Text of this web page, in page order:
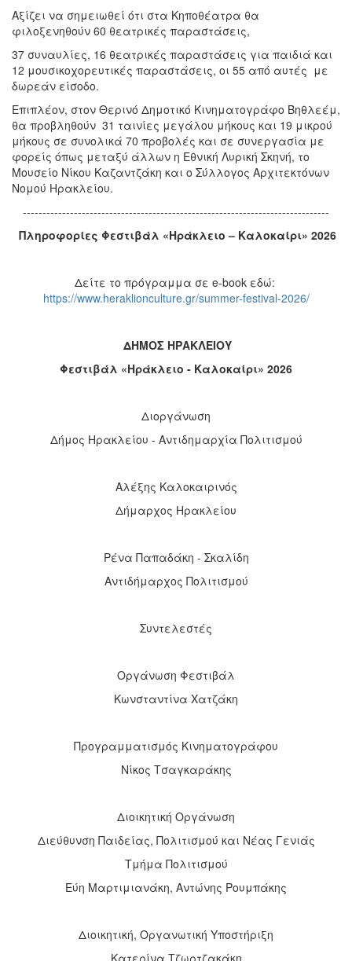
Αξίζει να σημειωθεί ότι στα Κηποθέατρα θα
φιλοξενηθούν 60 θεατρικές παραστάσεις,
37 συναυλίες, 16 θεατρικές παραστάσεις για παιδιά και
12 μουσικοχορευτικές παραστάσεις, οι 55 από αυτές με
δωρεάν είσοδο.
Επιπλέον, στον Θερινό Δημοτικό Κινηματογράφο Βηθλεέμ,
θα προβληθούν 31 ταινίες μεγάλου μήκους και 19 μικρού
μήκους σε συνολικά 70 προβολές και σε συνεργασία με
φορείς όπως μεταξύ άλλων η Εθνική Λυρική Σκηνή, το
Μουσείο Νίκου Καζαντζάκη και ο Σύλλογος Αρχιτεκτόνων
Νομού Ηρακλείου.
------------------------------------------------------------------------------
Πληροφορίες Φεστιβάλ «Ηράκλειο – Καλοκαίρι» 2026
Δείτε το πρόγραμμα σε e-book εδώ:
https://www.heraklionculture.gr/summer-festival-2026/
ΔΗΜΟΣ ΗΡΑΚΛΕΙΟΥ
Φεστιβάλ «Ηράκλειο - Καλοκαίρι» 2026
Διοργάνωση
Δήμος Ηρακλείου - Αντιδημαρχία Πολιτισμού
Αλέξης Καλοκαιρινός
Δήμαρχος Ηρακλείου
Ρένα Παπαδάκη - Σκαλίδη
Αντιδήμαρχος Πολιτισμού
Συντελεστές
Οργάνωση Φεστιβάλ
Κωνσταντίνα Χατζάκη
Προγραμματισμός Κινηματογράφου
Νίκος Τσαγκαράκης
Διοικητική Οργάνωση
Διεύθυνση Παιδείας, Πολιτισμού και Νέας Γενιάς
Τμήμα Πολιτισμού
Εύη Μαρτιμιανάκη, Αντώνης Ρουμπάκης
Διοικητική, Οργανωτική Υποστήριξη
Κατερίνα Τζωρτζακάκη